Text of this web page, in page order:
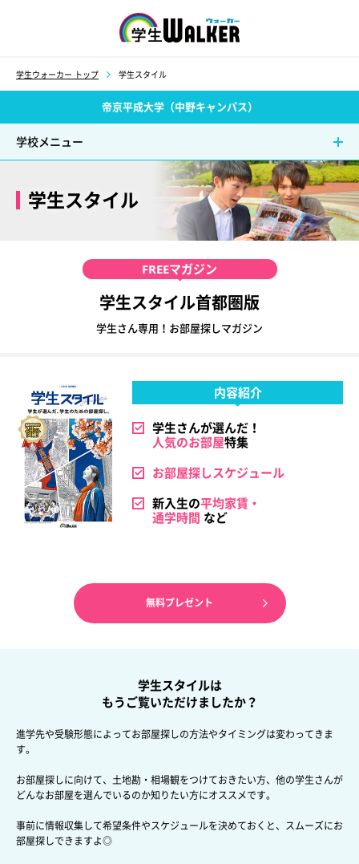
学生ウォーカー トップ 学生スタイル
帝京平成大学（中野キャンパス）
学校メニュー
学生スタイル
FREEマガジン
学生スタイル首都圏版
学生さん専用！お部屋探しマガジン
内容紹介
学生さんが選んだ！
人気のお部屋特集
お部屋探しスケジュール
新入生の平均家賃・
通学時間 など
無料プレゼント
学生スタイルは
もうご覧いただけましたか？
進学先や受験形態によってお部屋探しの方法やタイミングは変わってきま
す。
お部屋探しに向けて、土地勘・相場観をつけておきたい方、 他の学生さんが
どんなお部屋を選んでいるのか知りたい方にオススメです。
事前に情報収集して希望条件やスケジュールを決めておくと、 スムーズにお
部屋探しできますよ◎